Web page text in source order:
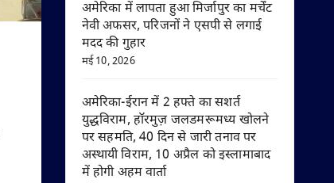
अमेरिका में लापता हुआ मिर्जापुर का मर्चेंट
नेवी अफसर, परिजनों ने एसपी से लगाई
मदद की गुहार
मई 10, 2026
अमेरिका-ईरान में 2 हफ्ते का सशर्त
युद्धविराम, हॉरमुज़ जलडमरूमध्य खोलने
पर सहमति, 40 दिन से जारी तनाव पर
अस्थायी विराम, 10 अप्रैल को इस्लामाबाद
में होगी अहम वार्ता